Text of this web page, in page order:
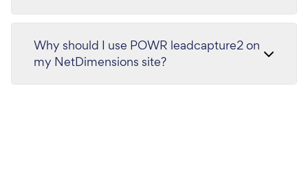
Why should I use POWR leadcapture2 on
my NetDimensions site?